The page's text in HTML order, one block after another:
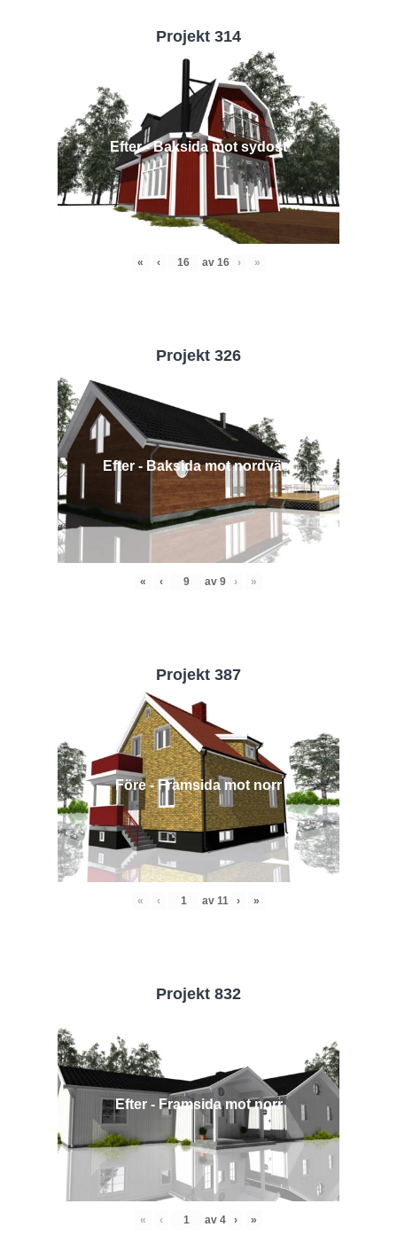
Projekt 314
Efter - Baksida mot sydost
« ‹ av 16 › »
Projekt 326
Efter - Baksida mot nordväst
« ‹ av 9 › »
Projekt 387
Före - Framsida mot norr
« ‹ av 11 › »
Projekt 832
Efter - Framsida mot norr
« ‹ av 4 › »